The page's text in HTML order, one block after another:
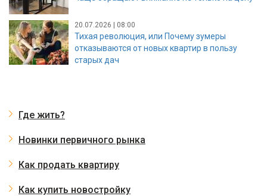
20.07.2026 | 08:00
Тихая революция, или Почему зумеры
отказываются от новых квартир в пользу
старых дач
Где жить?
Новинки первичного рынка
Как продать квартиру
Как купить новостройку